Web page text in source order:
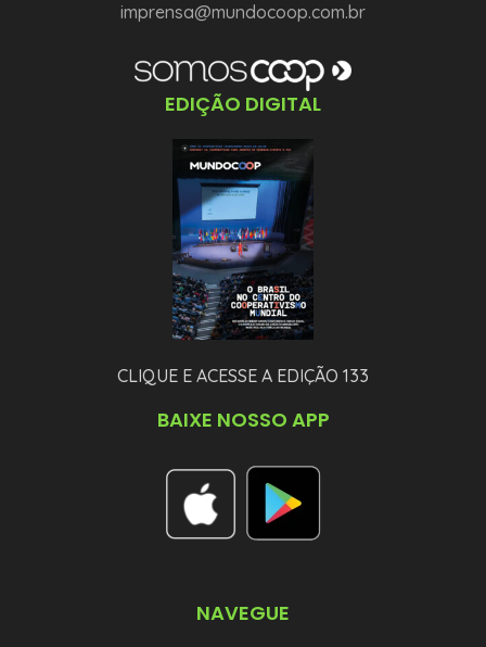
imprensa@mundocoop.com.br
EDIÇÃO DIGITAL
CLIQUE E ACESSE A EDIÇÃO 133
BAIXE NOSSO APP
NAVEGUE